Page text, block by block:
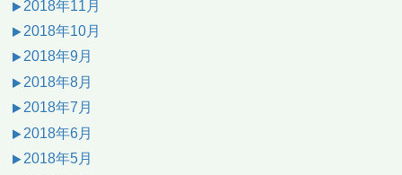
2018年11月
2018年10月
2018年9月
2018年8月
2018年7月
2018年6月
2018年5月